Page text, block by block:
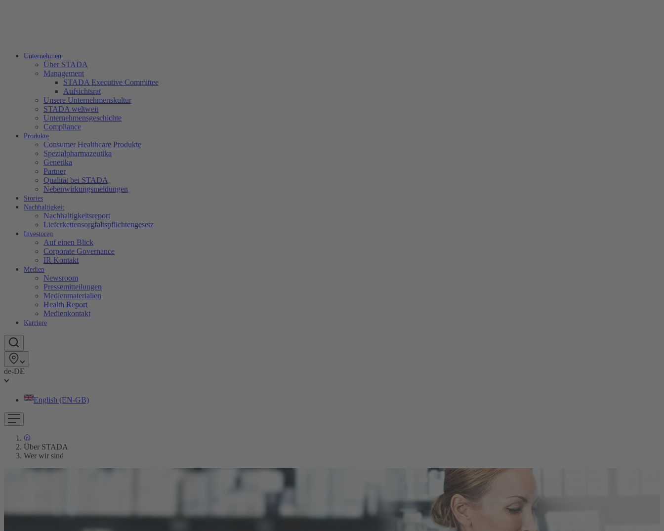
Unternehmen
Über STADA
Management
STADA Executive Committee
Aufsichtsrat
Unsere Unternehmenskultur
STADA weltweit
Unternehmensgeschichte
Compliance
Produkte
Consumer Healthcare Produkte
Spezialpharmazeutika
Generika
Partner
Qualität bei STADA
Nebenwirkungsmeldungen
Stories
Nachhaltigkeit
Nachhaltigkeitsreport
Lieferkettensorgfaltspflichtengesetz
Investoren
Auf einen Blick
Corporate Governance
IR Kontakt
Medien
Newsroom
Pressemitteilungen
Medienmaterialien
Health Report
Medienkontakt
Karriere
de-DE
English (EN-GB)
Über STADA
Wer wir sind